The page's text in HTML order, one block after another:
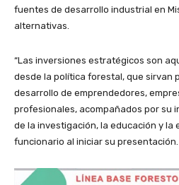
fuentes de desarrollo industrial en
alternativas.
“Las inversiones estratégicos son
desde la política forestal, que sirvan
desarrollo de emprendedores,
profesionales, acompañados por su
de la investigación, la educación y la
funcionario al iniciar su presentación.